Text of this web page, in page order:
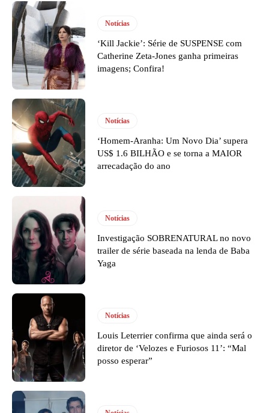
Notícias
‘Kill Jackie’: Série de SUSPENSE com
Catherine Zeta-Jones ganha primeiras
imagens; Confira!
Notícias
‘Homem-Aranha: Um Novo Dia’ supera
US$ 1.6 BILHÃO e se torna a MAIOR
arrecadação do ano
Notícias
Investigação SOBRENATURAL no novo
trailer de série baseada na lenda de Baba
Yaga
Notícias
Louis Leterrier confirma que ainda será o
diretor de ‘Velozes e Furiosos 11’: “Mal
posso esperar”